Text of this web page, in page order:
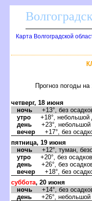
Карта Волгоградской
Прогноз погоды
четверг, 18 июня
ночь +13°, без
утро +18°, небольшой
день +23°, небольшой
ечер +17°, без
пятница, 19 июня
ночь +12°, туман,
утро +20°, без
день +26°, без
ечер +18°, без
суббота, 20 июня
ночь +14°, без
день +26°, небольшой